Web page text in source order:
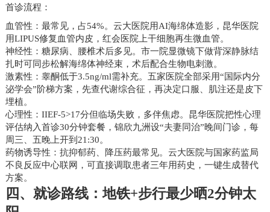
首诊流程：
血管性：最常见，占54%。云大医院用AI海绵体造影，昆华医院
用LIPUS修复血管内皮，红会医院上干细胞再生微血管。
神经性：糖尿病、腰椎术后多见。市一院显微镜下做背深静脉结
扎时可同步松解海绵体神经束，术后配合生物电刺激。
激素性：睾酮低于3.5ng/ml需补充。五家医院全部采用“国际内分
泌学会”阶梯方案，先查代谢综合征，再决定口服、肌注还是皮下
埋植。
心理性：IIEF-5>17分但临场失败，多伴焦虑。昆华医院把性心理
评估纳入首诊30分钟套餐，锦欣九洲设“夫妻同治”晚间门诊，每
周三、五晚上开到21:30。
药物诱导性：抗抑郁药、降压药最常见。云大医院与国家药监局
不良反应中心联网，可直接调取患者三年用药史，一键生成替代
方案。
四、就诊路线：地铁+步行最少晒2分钟太